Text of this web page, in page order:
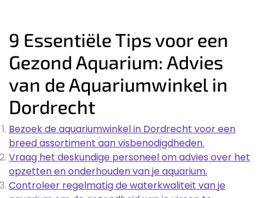
9 Essentiële Tips voor een
Gezond Aquarium: Advies
van de Aquariumwinkel in
Dordrecht
Bezoek de aquariumwinkel in Dordrecht voor een
breed assortiment aan visbenodigdheden.
Vraag het deskundige personeel om advies over het
opzetten en onderhouden van je aquarium.
Controleer regelmatig de waterkwaliteit van je